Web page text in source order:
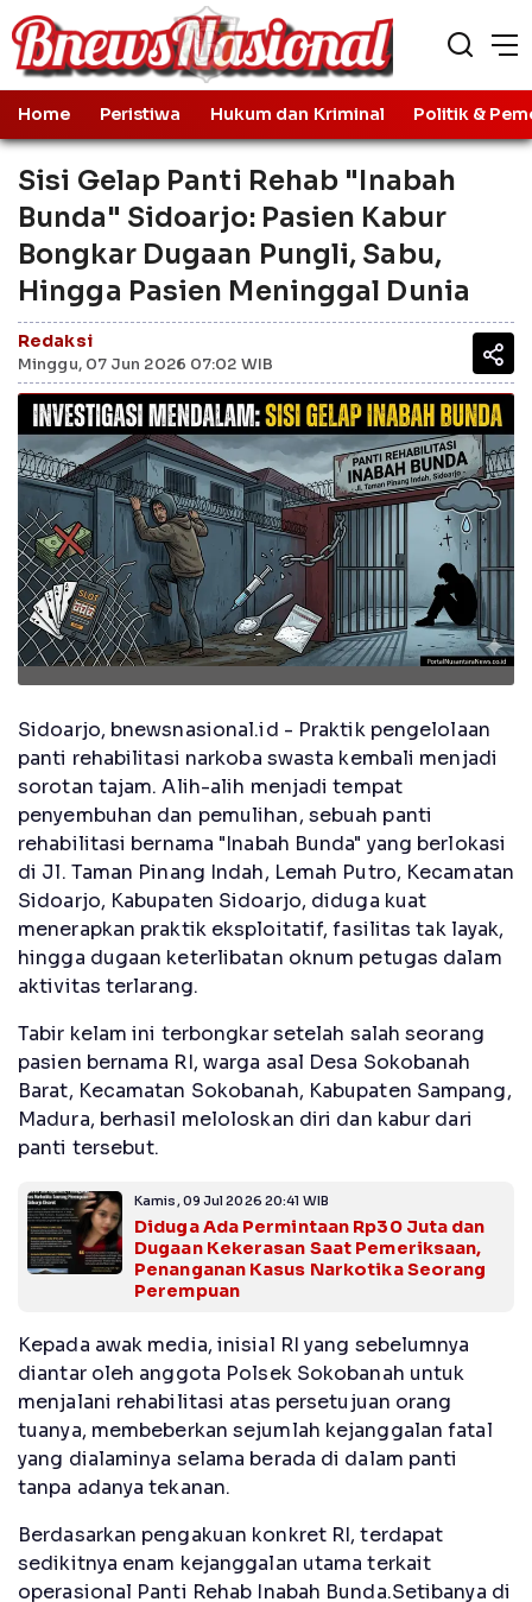
Home Peristiwa Hukum dan Kriminal Politik &
Sisi Gelap Panti Rehab "Inabah
Bunda" Sidoarjo: Pasien Kabur
Bongkar Dugaan Pungli, Sabu,
Hingga Pasien Meninggal Dunia
Redaksi
Minggu, 07 Jun 2026 07:02 WIB
Sidoarjo, bnewsnasional.id - Praktik pengelolaan
panti rehabilitasi narkoba swasta kembali menjadi
sorotan tajam. Alih-alih menjadi tempat
penyembuhan dan pemulihan, sebuah panti
rehabilitasi bernama "Inabah Bunda" yang berlokasi
di Jl. Taman Pinang Indah, Lemah Putro, Kecamatan
Sidoarjo, Kabupaten Sidoarjo, diduga kuat
menerapkan praktik eksploitatif, fasilitas tak layak,
hingga dugaan keterlibatan oknum petugas dalam
aktivitas terlarang.
Tabir kelam ini terbongkar setelah salah seorang
pasien bernama RI, warga asal Desa Sokobanah
Barat, Kecamatan Sokobanah, Kabupaten Sampang,
Madura, berhasil meloloskan diri dan kabur dari
panti tersebut.
Kamis, 09 Jul 2026 20:41 WIB
Diduga Ada Permintaan Rp30 Juta dan
Dugaan Kekerasan Saat Pemeriksaan,
Penanganan Kasus Narkotika Seorang
Perempuan
Kepada awak media, inisial RI yang sebelumnya
diantar oleh anggota Polsek Sokobanah untuk
menjalani rehabilitasi atas persetujuan orang
tuanya, membeberkan sejumlah kejanggalan fatal
yang dialaminya selama berada di dalam panti
tanpa adanya tekanan.
Berdasarkan pengakuan konkret RI, terdapat
sedikitnya enam kejanggalan utama terkait
operasional Panti Rehab Inabah Bunda.Setibanya di